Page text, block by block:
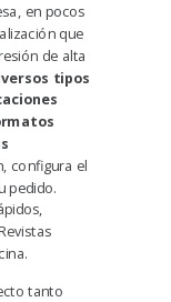
en pocos
que
de alta
tipos
configura el
pedido.
tanto